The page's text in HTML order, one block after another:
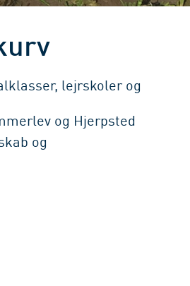
lejrskoler og
og Hjerpsted
og